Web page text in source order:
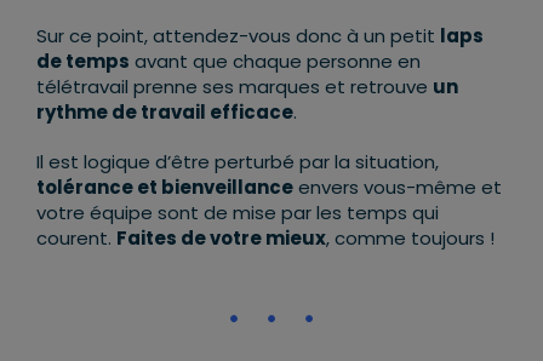
Sur ce point, attendez-vous donc à un petit laps
de temps avant que chaque personne en
télétravail prenne ses marques et retrouve un
rythme de travail efficace.
Il est logique d’être perturbé par la situation,
tolérance et bienveillanceenvers vous-même et
votre équipe sont de mise par les temps qui
courent. Faites de votre mieux, comme toujours !